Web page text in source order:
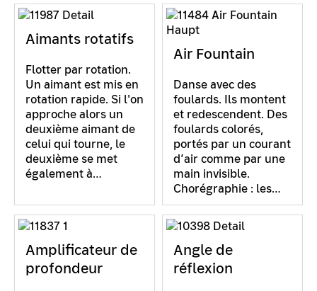
Aimants rotatifs
Flotter par rotation.
Un aimant est mis en
rotation rapide. Si l'on
approche alors un
deuxième aimant de
celui qui tourne, le
deuxième se met
également à…
Air Fountain
Danse avec des
foulards. Ils montent
et redescendent. Des
foulards colorés,
portés par un courant
d’air comme par une
main invisible.
Chorégraphie : les…
Amplificateur de
profondeur
Angle de
réflexion